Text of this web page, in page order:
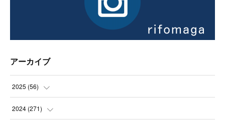
アーカイブ
2025 (56)
(14
2024 (271)